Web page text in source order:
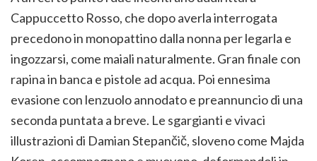
Cappuccetto Rosso, che dopo averla interrogata
precedono in monopattino dalla nonna per legarla e
ingozzarsi, come maiali naturalmente. Gran finale con
rapina in banca e pistole ad acqua. Poi ennesima
evasione con lenzuolo annodato e preannuncio di una
seconda puntata a breve. Le sgargianti e vivaci
illustrazioni di Damian Stepančič, sloveno come Majda